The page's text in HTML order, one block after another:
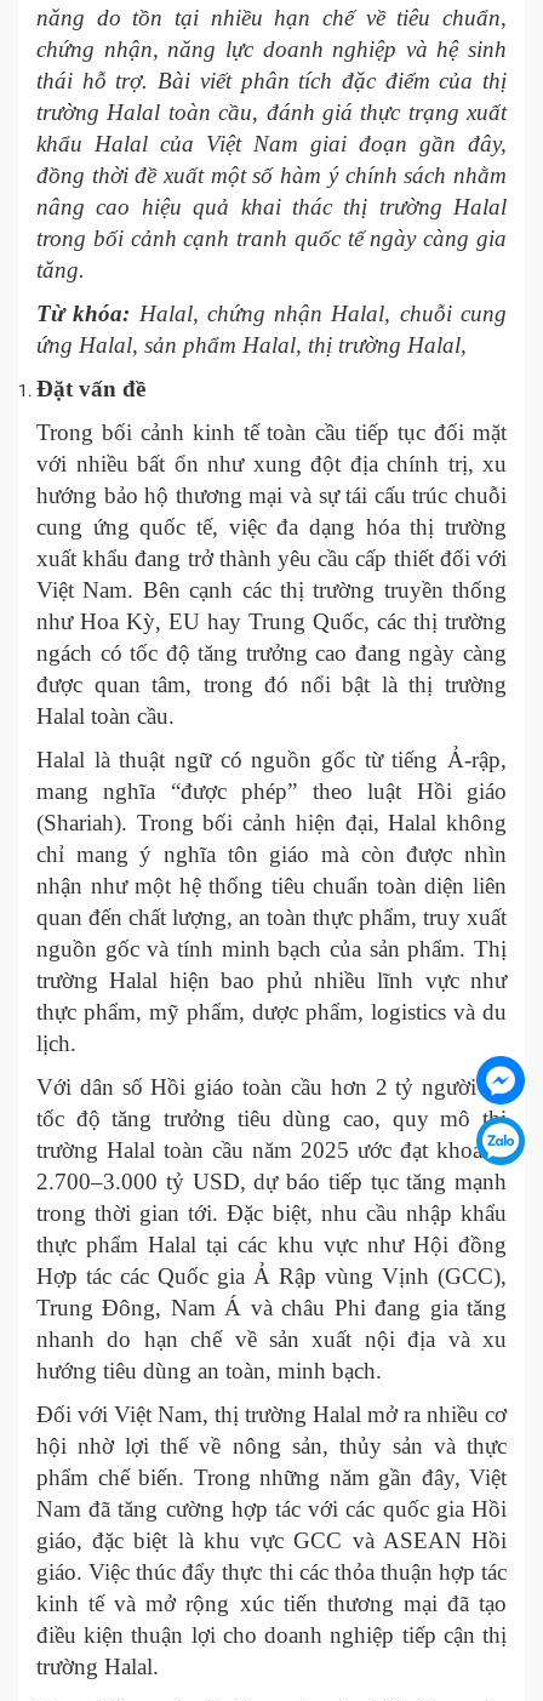
năng do tồn tại nhiều hạn chế về tiêu chuẩn,
chứng nhận, năng lực doanh nghiệp và hệ sinh
thái hỗ trợ. Bài viết phân tích đặc điểm của thị
trường Halal toàn cầu, đánh giá thực trạng xuất
khẩu Halal của Việt Nam giai đoạn gần đây,
đồng thời đề xuất một số hàm ý chính sách nhằm
nâng cao hiệu quả khai thác thị trường Halal
trong bối cảnh cạnh tranh quốc tế ngày càng gia
tăng.
Từ khóa: Halal, chứng nhận Halal, chuỗi cung
ứng Halal, sản phẩm Halal, thị trường Halal,
Đặt vấn đề
Trong bối cảnh kinh tế toàn cầu tiếp tục đối mặt
với nhiều bất ổn như xung đột địa chính trị, xu
hướng bảo hộ thương mại và sự tái cấu trúc chuỗi
cung ứng quốc tế, việc đa dạng hóa thị trường
xuất khẩu đang trở thành yêu cầu cấp thiết đối với
Việt Nam. Bên cạnh các thị trường truyền thống
như Hoa Kỳ, EU hay Trung Quốc, các thị trường
ngách có tốc độ tăng trưởng cao đang ngày càng
được quan tâm, trong đó nổi bật là thị trường
Halal toàn cầu.
Halal là thuật ngữ có nguồn gốc từ tiếng Ả-rập,
mang nghĩa “được phép” theo luật Hồi giáo
(Shariah). Trong bối cảnh hiện đại, Halal không
chỉ mang ý nghĩa tôn giáo mà còn được nhìn
nhận như một hệ thống tiêu chuẩn toàn diện liên
quan đến chất lượng, an toàn thực phẩm, truy xuất
nguồn gốc và tính minh bạch của sản phẩm. Thị
trường Halal hiện bao phủ nhiều lĩnh vực như
thực phẩm, mỹ phẩm, dược phẩm, logistics và du
lịch.
Với dân số Hồi giáo toàn cầu hơn 2 tỷ người và
tốc độ tăng trưởng tiêu dùng cao, quy mô thị
trường Halal toàn cầu năm 2025 ước đạt khoảng
2.700–3.000 tỷ USD, dự báo tiếp tục tăng mạnh
trong thời gian tới. Đặc biệt, nhu cầu nhập khẩu
thực phẩm Halal tại các khu vực như Hội đồng
Hợp tác các Quốc gia Ả Rập vùng Vịnh (GCC),
Trung Đông, Nam Á và châu Phi đang gia tăng
nhanh do hạn chế về sản xuất nội địa và xu
hướng tiêu dùng an toàn, minh bạch.
Đối với Việt Nam, thị trường Halal mở ra nhiều cơ
hội nhờ lợi thế về nông sản, thủy sản và thực
phẩm chế biến. Trong những năm gần đây, Việt
Nam đã tăng cường hợp tác với các quốc gia Hồi
giáo, đặc biệt là khu vực GCC và ASEAN Hồi
giáo. Việc thúc đẩy thực thi các thỏa thuận hợp tác
kinh tế và mở rộng xúc tiến thương mại đã tạo
điều kiện thuận lợi cho doanh nghiệp tiếp cận thị
trường Halal.